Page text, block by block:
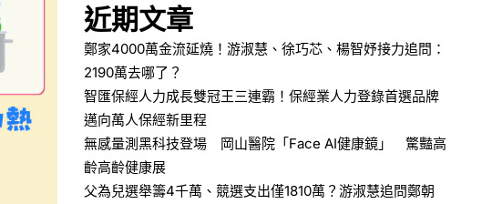
近期文章
鄭家4000萬金流延燒！游淑慧、徐巧芯、楊智妤接力追問：
2190萬去哪了？
智匯保經人力成長雙冠王三連霸！保經業人力登錄首選品牌
邁向萬人保經新里程
無感量測黑科技登場 岡山醫院「Face AI健康鏡」 驚豔高
齡高齡健康展
父為兒選舉籌4千萬、競選支出僅1810萬？游淑慧追問鄭朝